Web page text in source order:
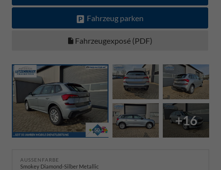
Fahrzeug parken
Fahrzeugexposé (PDF)
+16
AUSSENFARBE
Smokey Diamond-Silber Metallic